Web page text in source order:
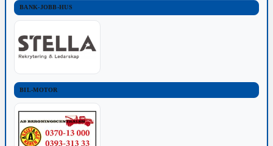
BANK-JOBB-HUS
BIL-MOTOR